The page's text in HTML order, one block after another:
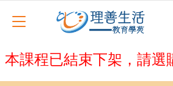
本課程已結束下架，請選